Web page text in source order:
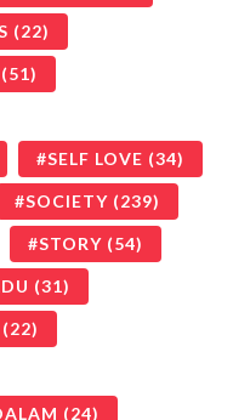
(22)
(51)
SELF LOVE (34)
SOCIETY (239)
STORY (54)
(31)
(22)
(24)